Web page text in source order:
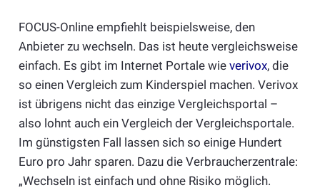
FOCUS-Online empfiehlt beispielsweise, den
Anbieter zu wechseln. Das ist heute vergleichsweise
einfach. Es gibt im Internet Portale wie verivox, die
so einen Vergleich zum Kinderspiel machen. Verivox
ist übrigens nicht das einzige Vergleichsportal –
also lohnt auch ein Vergleich der Vergleichsportale.
Im günstigsten Fall lassen sich so einige Hundert
Euro pro Jahr sparen. Dazu die Verbraucherzentrale:
„Wechseln ist einfach und ohne Risiko möglich.